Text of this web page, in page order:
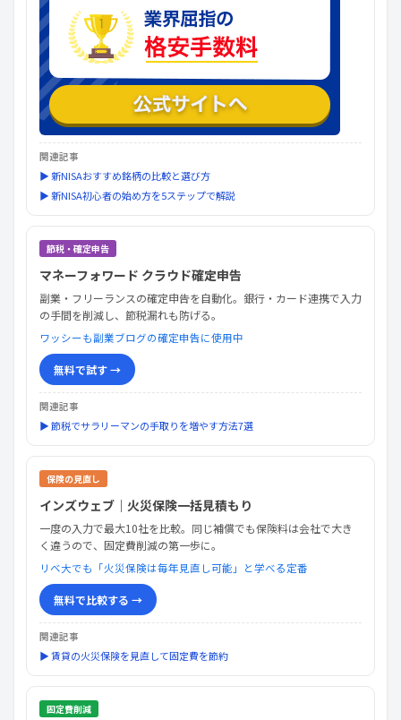
関連記事
▶ 新NISAおすすめ銘柄の比較と選び方
▶ 新NISA初心者の始め方を5ステップで解説
節税・確定申告
マネーフォワード クラウド確定申告
副業・フリーランスの確定申告を自動化。銀行・カード連携で入力
の手間を削減し、節税漏れも防げる。
ワッシーも副業ブログの確定申告に使用中
無料で試す →
関連記事
▶ 節税でサラリーマンの手取りを増やす方法7選
保険の見直し
インズウェブ｜火災保険一括見積もり
一度の入力で最大10社を比較。同じ補償でも保険料は会社で大き
く違うので、固定費削減の第一歩に。
リベ大でも「火災保険は毎年見直し可能」と学べる定番
無料で比較する →
関連記事
▶ 賃貸の火災保険を見直して固定費を節約
固定費削減